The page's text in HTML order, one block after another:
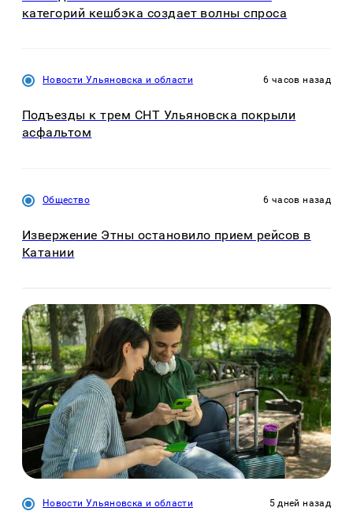
категорий кешбэка создает волны спроса
Новости Ульяновска и области 6 часов назад
Подъезды к трем СНТ Ульяновска покрыли
асфальтом
Общество 6 часов назад
Извержение Этны остановило прием рейсов в
Катании
Новости Ульяновска и области 5 дней назад